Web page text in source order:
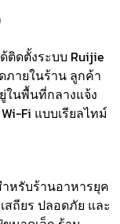
ติดตั้งระบบ Ruijie
ภายในร้าน ลูกค้า
ในพื้นที่กลางแจ้ง
Fi แบบเรียลไทม์
หรับร้านอาหารยุค
ถียร ปลอดภัย และ